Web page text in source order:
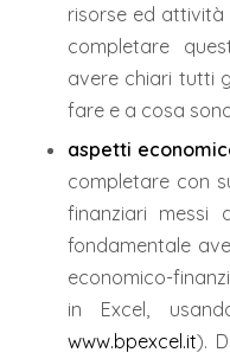
risorse ed attività
completare
avere chiari tutti
fare e a cosa
aspetti
completare con
finanziari messi
fondamentale
economico-
in Excel,
www.bpexcel.it).